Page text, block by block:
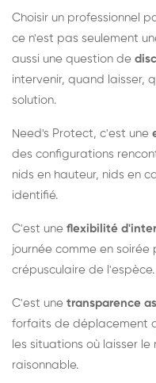
Choisir un professionnel
ce n'est pas seulement
aussi une question de
intervenir, quand laisser,
solution.
Need's Protect, c'est une
des configurations
nids en hauteur, nids en
identifié.
C'est une flexibilité
journée comme en
crépusculaire de l'espèce.
C'est une transparence
forfaits de déplacement
les situations où laisser
raisonnable.